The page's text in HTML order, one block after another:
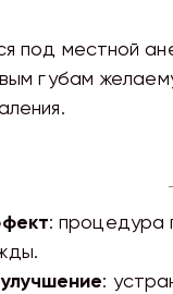
под местной
губам
: процедура
: